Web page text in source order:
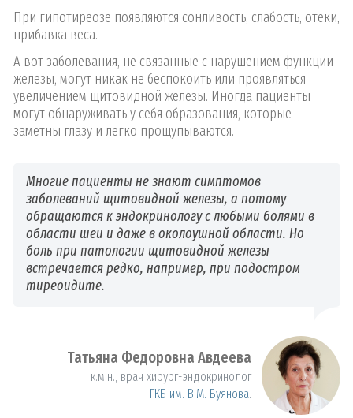
При гипотиреозе появляются сонливость, слабость, отеки,
прибавка веса.
А вот заболевания, не связанные с нарушением функции
железы, могут никак не беспокоить или проявляться
увеличением щитовидной железы. Иногда пациенты
могут обнаруживать у себя образования, которые
заметны глазу и легко прощупываются.
Многие пациенты не знают симптомов
заболеваний щитовидной железы, а потому
обращаются к эндокринологу с любыми болями в
области шеи и даже в околоушной области. Но
боль при патологии щитовидной железы
встречается редко, например, при подостром
тиреоидите.
Татьяна Федоровна Авдеева
к.м.н., врач хирург-эндокринолог
ГКБ им. В.М. Буянова.